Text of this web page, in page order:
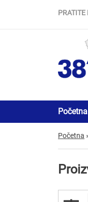
PRATITE
Početna
Početna